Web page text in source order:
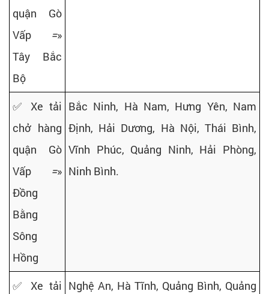
quận Gò
Vấp =»
Tây Bắc
Bộ
✅ Xe tải
chở hàng
quận Gò
Vấp =»
Đồng
Bằng
Sông
Hồng
Bắc Ninh, Hà Nam, Hưng Yên, Nam
Định, Hải Dương, Hà Nội, Thái Bình,
Vĩnh Phúc, Quảng Ninh, Hải Phòng,
Ninh Bình.
✅ Xe tải Nghệ An, Hà Tĩnh, Quảng Bình, Quảng